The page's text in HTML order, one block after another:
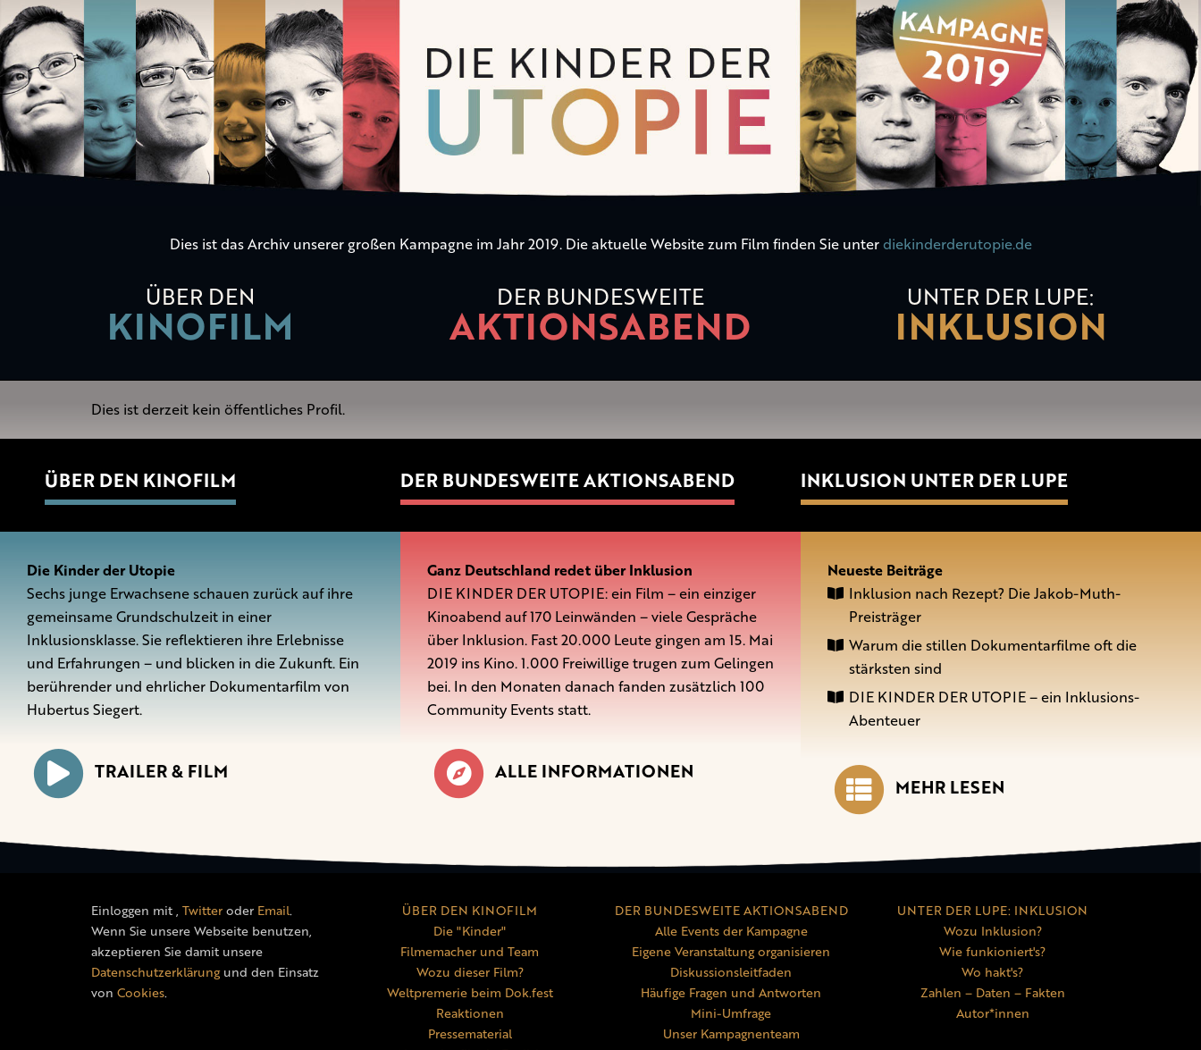
Die
Kinder
der
Utopie
Dies ist das Archiv unserer großen Kampagne im Jahr 2019. Die aktuelle Website zum Film finden Sie unter diekinderderutopie.de
ÜBER DEN
KINOFILM
DER BUNDESWEITE
AKTIONSABEND
UNTER DER LUPE:
INKLUSION
Dies ist derzeit kein öffentliches Profil.
ÜBER DEN KINOFILM
Die Kinder der Utopie
Sechs junge Erwachsene schauen zurück auf ihre
gemeinsame Grundschulzeit in einer
Inklusionsklasse. Sie reflektieren ihre Erlebnisse
und Erfahrungen – und blicken in die Zukunft. Ein
berührender und ehrlicher Dokumentarfilm von
Hubertus Siegert.
TRAILER & FILM
DER BUNDESWEITE AKTIONSABEND
Ganz Deutschland redet über Inklusion
DIE KINDER DER UTOPIE: ein Film – ein einziger
Kinoabend auf 170 Leinwänden – viele Gespräche
über Inklusion. Fast 20.000 Leute gingen am 15. Mai
2019 ins Kino. 1.000 Freiwillige trugen zum Gelingen
bei. In den Monaten danach fanden zusätzlich 100
Community Events statt.
ALLE INFORMATIONEN
INKLUSION UNTER DER LUPE
Neueste Beiträge
Inklusion nach Rezept? Die Jakob-Muth-
Preisträger
Warum die stillen Dokumentarfilme oft die
stärksten sind
DIE KINDER DER UTOPIE – ein Inklusions-
Abenteuer
MEHR LESEN
Einloggen mit, Twitteroder Email.
Wenn Sie unsere Webseite benutzen,
akzeptieren Sie damit unsere
Datenschutzerklärungund den Einsatz
von Cookies.
ÜBER DEN KINOFILM
Die "Kinder"
Filmemacher und Team
Wozu dieser Film?
Weltpremerie beim Dok.fest
Reaktionen
Pressematerial
DER BUNDESWEITE AKTIONSABEND
Alle Events der Kampagne
Eigene Veranstaltung organisieren
Diskussionsleitfaden
Häufige Fragen und Antworten
Mini-Umfrage
Unser Kampagnenteam
UNTER DER LUPE: INKLUSION
Wozu Inklusion?
Wie funkioniert's?
Wo hakt's?
Zahlen – Daten – Fakten
Autor*innen